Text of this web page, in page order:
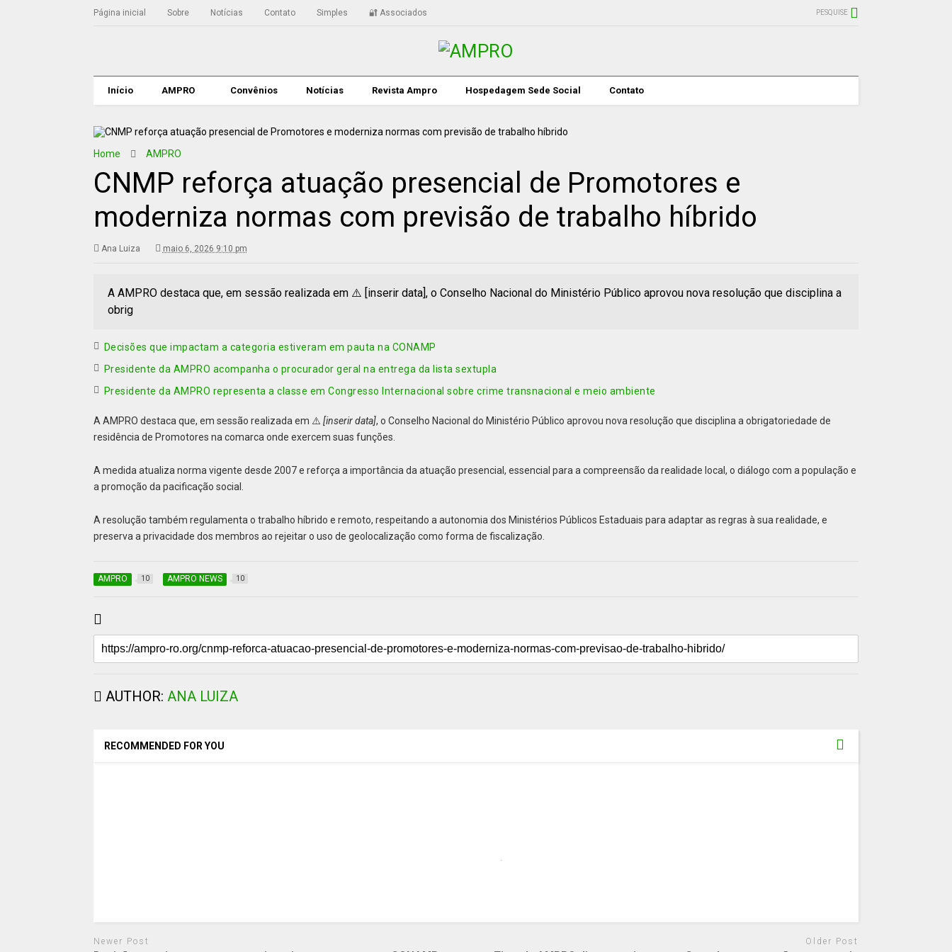
Página inicial Sobre Notícias Contato Simples 🔐 Associados PESQUISE
Início AMPRO Convênios Notícias Revista Ampro Hospedagem Sede Social Contato
Home AMPRO
CNMP reforça atuação presencial de Promotores e
moderniza normas com previsão de trabalho híbrido
Ana Luiza maio 6, 2026 9:10 pm
A AMPRO destaca que, em sessão realizada em ⚠️ [inserir data], o Conselho Nacional do Ministério Público aprovou nova resolução que disciplina a
obrig
Decisões que impactam a categoria estiveram em pauta na CONAMP
Presidente da AMPRO acompanha o procurador geral na entrega da lista sextupla
Presidente da AMPRO representa a classe em Congresso Internacional sobre crime transnacional e meio ambiente
A AMPRO destaca que, em sessão realizada em ⚠️ [inserir data], o Conselho Nacional do Ministério Público aprovou nova resolução que disciplina a obrigatoriedade de
residência de Promotores na comarca onde exercem suas funções.
A medida atualiza norma vigente desde 2007 e reforça a importância da atuação presencial, essencial para a compreensão da realidade local, o diálogo com a população e
a promoção da pacificação social.
A resolução também regulamenta o trabalho híbrido e remoto, respeitando a autonomia dos Ministérios Públicos Estaduais para adaptar as regras à sua realidade, e
preserva a privacidade dos membros ao rejeitar o uso de geolocalização como forma de fiscalização.
AMPRO 10 AMPRO NEWS 10
AUTHOR: ANA LUIZA
RECOMMENDED FOR YOU
Newer Post Older Post